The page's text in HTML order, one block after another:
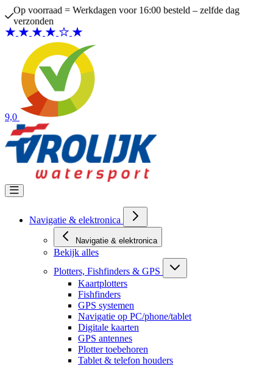
Ga naar de inhoud
Op voorraad = Werkdagen voor 16:00 besteld – zelfde dag
verzonden
9,0
Navigatie & elektronica
Navigatie & elektronica
Bekijk alles
Plotters, Fishfinders & GPS
Kaartplotters
Fishfinders
GPS systemen
Navigatie op PC/phone/tablet
Digitale kaarten
GPS antennes
Plotter toebehoren
Tablet & telefon houders